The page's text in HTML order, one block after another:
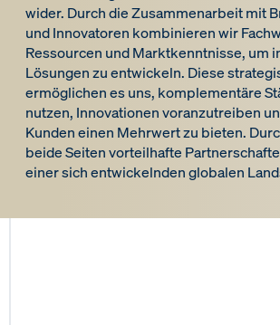
wider. Durch die Zusammenarbeit mit
und Innovatoren kombinieren wir
Ressourcen und Marktkenntnisse, um
Lösungen zu entwickeln. Diese
ermöglichen es uns, komplementäre
nutzen, Innovationen voranzutreiben
Kunden einen Mehrwert zu bieten.
beide Seiten vorteilhafte
einer sich entwickelnden globalen